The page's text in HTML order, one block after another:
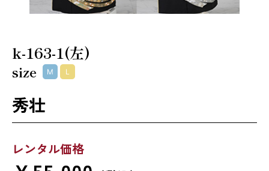
k-163-1(左)
size M L
秀壮
レンタル価格